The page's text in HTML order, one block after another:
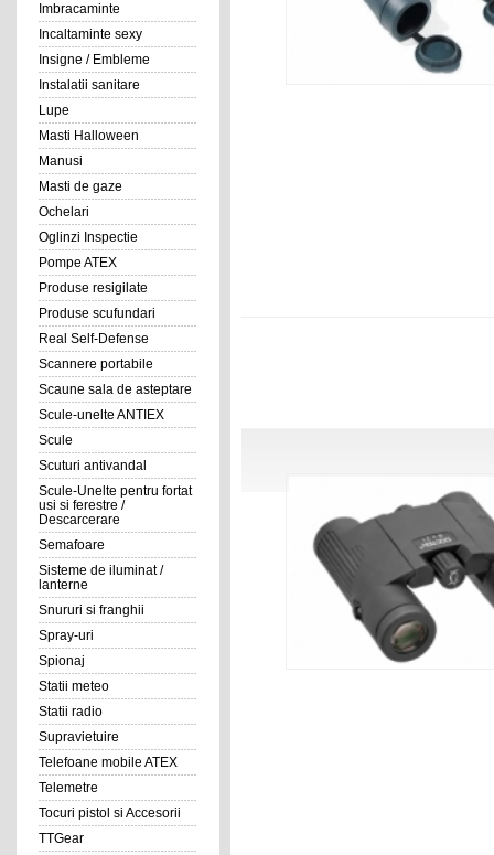
Imbracaminte
Incaltaminte sexy
Insigne / Embleme
Instalatii sanitare
Lupe
Masti Halloween
Manusi
Masti de gaze
Ochelari
Oglinzi Inspectie
Pompe ATEX
Produse resigilate
Produse scufundari
Real Self-Defense
Scannere portabile
Scaune sala de asteptare
Scule-unelte ANTIEX
Scule
Scuturi antivandal
Scule-Unelte pentru fortat
usi si ferestre /
Descarcerare
Semafoare
Sisteme de iluminat /
lanterne
Snururi si franghii
Spray-uri
Spionaj
Statii meteo
Statii radio
Supravietuire
Telefoane mobile ATEX
Telemetre
Tocuri pistol si Accesorii
TTGear